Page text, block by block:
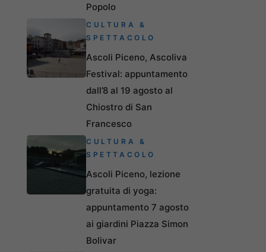
Popolo
CULTURA &
SPETTACOLO
Ascoli Piceno, Ascoliva
Festival: appuntamento
dall’8 al 19 agosto al
Chiostro di San
Francesco
CULTURA &
SPETTACOLO
Ascoli Piceno, lezione
gratuita di yoga:
appuntamento 7 agosto
ai giardini Piazza Simon
Bolivar